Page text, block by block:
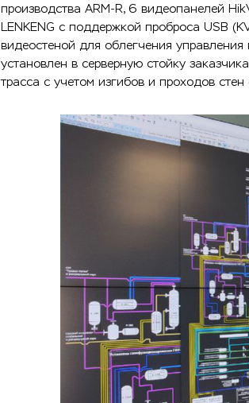
производства ARM-R, 6 видеопанелей
LENKENG с поддержкой проброса USB
видеостеной для облегчения управления
установлен в серверную стойку
трасса с учетом изгибов и проходов